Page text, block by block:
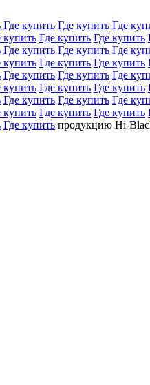
Где купить Где купить Где
купить Где купить Где купить
Где купить Где купить Где
купить Где купить Где купить
Где купить Где купить Где
купить Где купить Где купить
Где купить Где купить Где
купить Где купить Где купить
Где купить продукцию Hi-